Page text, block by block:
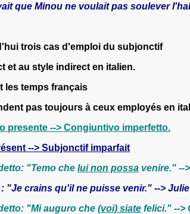
que Minou ne voulait pas soulever
trois cas d'emploi du subjonctif
et au style indirect en italien.
les temps français
pas toujours à ceux employés en
presente --> Congiuntivo imperfetto.
--> Subjonctif imparfait
"Temo che lui non possa venire." --
: "Je crains qu'il ne puisse venir." -->
"Mi auguro che (voi) siate felici." -->